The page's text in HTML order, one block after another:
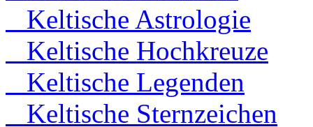
Keltische Astrologie
Keltische Hochkreuze
Keltische Legenden
Keltische Sternzeichen